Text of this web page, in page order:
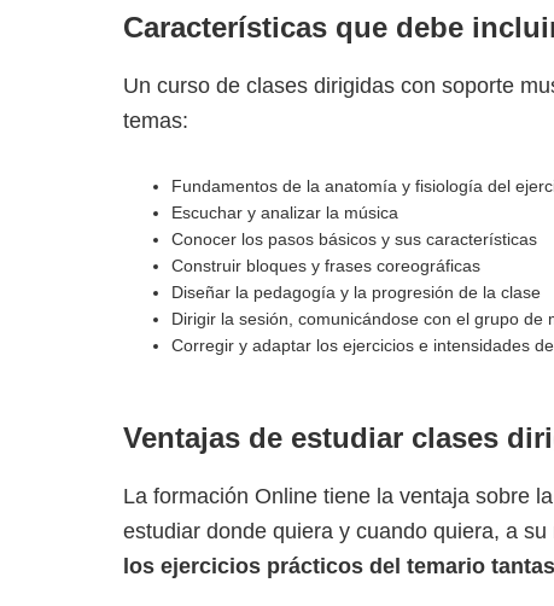
Características que debe
Un curso de clases dirigidas con soporte
temas:
Fundamentos de la anatomía y fisiología del
Escuchar y analizar la música
Conocer los pasos básicos y sus características
Construir bloques y frases coreográficas
Diseñar la pedagogía y la progresión de la clase
Dirigir la sesión, comunicándose con el grupo de
Corregir y adaptar los ejercicios e intensidades
Ventajas de estudiar clases
La formación Online tiene la ventaja sobre
estudiar donde quiera y cuando quiera, a su
los ejercicios prácticos del temario